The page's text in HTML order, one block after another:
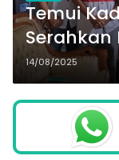
Temui
Serahkan
Banding
Barat
14/08/2025